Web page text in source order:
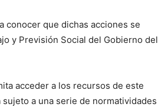
conocer que dichas acciones se
y Previsión Social del Gobierno del
acceder a los recursos de este
a una serie de normatividades